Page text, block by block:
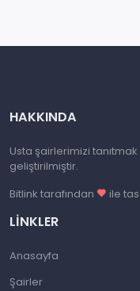
HAKKINDA
Usta şairlerimizi
geliştirilmiştir.
Bitlink tarafından
ile
LINKLER
Anasayfa
Şairler